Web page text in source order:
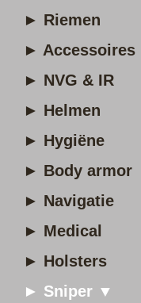
► Riemen
► Accessoires
► NVG & IR
► Helmen
► Hygiëne
► Body armor
► Navigatie
► Medical
► Holsters
► Sniper ▼